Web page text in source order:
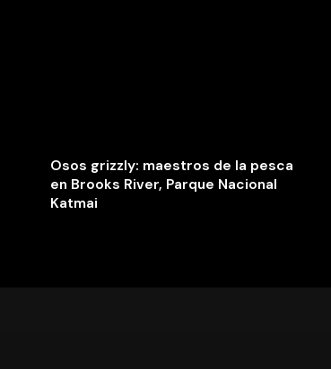
Osos grizzly: maestros de la pesca
en Brooks River, Parque Nacional
Katmai